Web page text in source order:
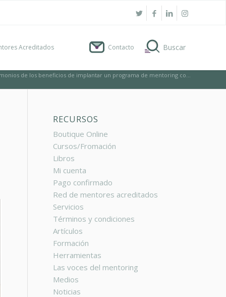
Acreditados Contacto
de los beneficios de implantar un programa de mentoring co...
RECURSOS
Boutique Online
Cursos/Fromación
Libros
Mi cuenta
Pago confirmado
Red de mentores acreditados
Servicios
Términos y condiciones
Artículos
Formación
Herramientas
Las voces del mentoring
Medios
Noticias